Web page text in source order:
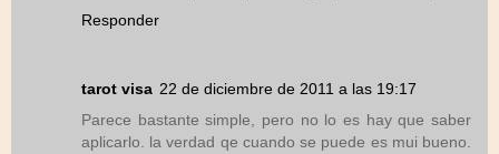
Responder
tarot visa 22 de diciembre de 2011 a las 19:17
Parece bastante simple, pero no lo es hay que saber
aplicarlo. la verdad qe cuando se puede es mui bueno.